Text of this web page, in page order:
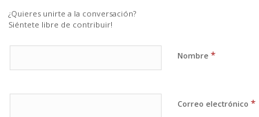
¿Quieres unirte a la conversación?
Siéntete libre de contribuir!
Nombre *
Correo electrónico *